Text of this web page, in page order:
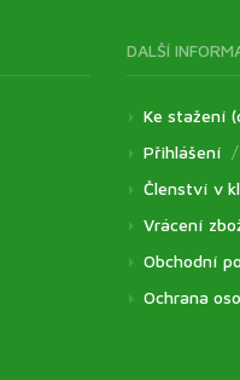
DALŠÍ
Ke stažení
Přihlášení /
Členství v
Vrácení
Obchodní
Ochrana